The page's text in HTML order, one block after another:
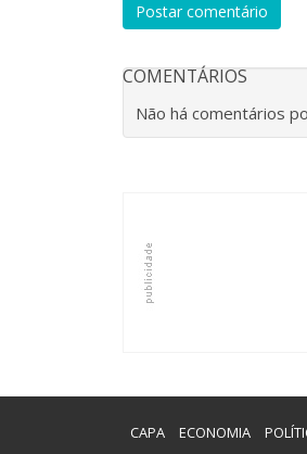
Postar comentário
COMENTÁRIOS
Não há comentários
CAPA ECONOMIA